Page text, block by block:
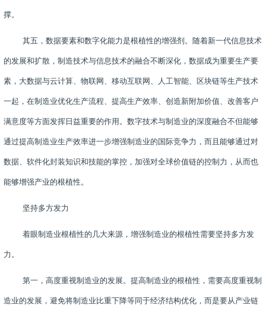
撑。
其五，数据要素和数字化能力是根植性的增强剂。随着新一代信息技术
的发展和扩散，制造技术与信息技术的融合不断深化，数据成为重要生产要
素，大数据与云计算、物联网、移动互联网、人工智能、区块链等生产技术
一起，在制造业优化生产流程、提高生产效率、创造新附加价值、改善客户
满意度等方面发挥日益重要的作用。数字技术与制造业的深度融合不但能够
通过提高制造业生产效率进一步增强制造业的国际竞争力，而且能够通过对
数据、软件化封装知识和技能的掌控，加强对全球价值链的控制力，从而也
能够增强产业的根植性。
坚持多方发力
着眼制造业根植性的几大来源，增强制造业的根植性需要坚持多方发
力。
第一，高度重视制造业的发展。提高制造业的根植性，需要高度重视制
造业的发展，避免将制造业比重下降等同于经济结构优化，而是要从产业链